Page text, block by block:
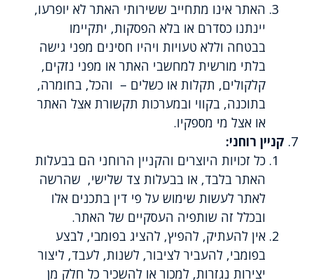
האתר אינו מתחייב ששירותי האתר לא יופרעו,
יינתנו כסדרם או בלא הפסקות, יתקיימו
בבטחה וללא טעויות ויהיו חסינים מפני גישה
בלתי מורשית למחשבי האתר או מפני נזקים,
קלקולים, תקלות או כשלים – והכל, בחומרה,
בתוכנה, בקווי ובמערכות תקשורת אצל האתר
או אצל מי מספקיו.
קניין רוחני:
כל זכויות היוצרים והקניין הרוחני הם בבעלות
האתר בלבד, או בבעלות צד שלישי, שהרשה
לאתר לעשות שימוש על פי דין בתכנים אלו
ובכלל זה שותפיה העסקיים של האתר.
אין להעתיק, להפיץ, להציג בפומבי, לבצע
בפומבי, להעביר לציבור, לשנות, לעבד, ליצור
יצירות נגזרות, למכור או להשכיר כל חלק מן